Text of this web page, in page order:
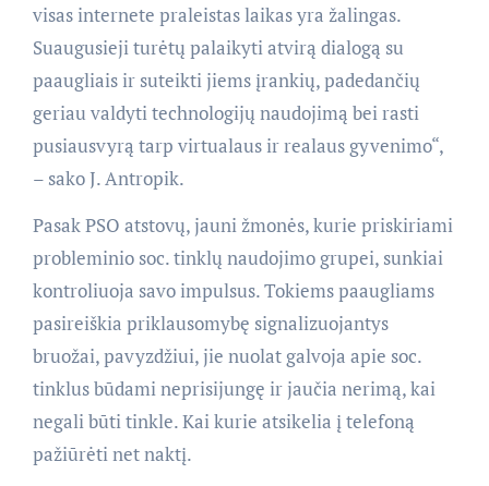
visas internete praleistas laikas yra žalingas.
Suaugusieji turėtų palaikyti atvirą dialogą su
paaugliais ir suteikti jiems įrankių, padedančių
geriau valdyti technologijų naudojimą bei rasti
pusiausvyrą tarp virtualaus ir realaus gyvenimo“,
– sako J. Antropik.
Pasak PSO atstovų, jauni žmonės, kurie priskiriami
probleminio soc. tinklų naudojimo grupei, sunkiai
kontroliuoja savo impulsus. Tokiems paaugliams
pasireiškia priklausomybę signalizuojantys
bruožai, pavyzdžiui, jie nuolat galvoja apie soc.
tinklus būdami neprisijungę ir jaučia nerimą, kai
negali būti tinkle. Kai kurie atsikelia į telefoną
pažiūrėti net naktį.